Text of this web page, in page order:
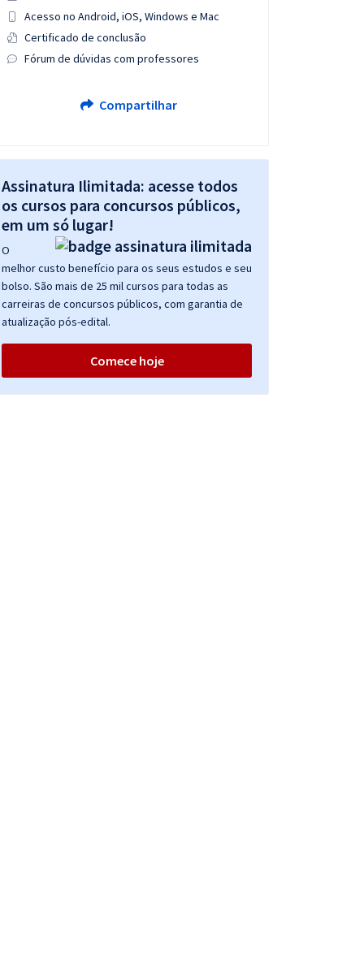
Acesso no Android, iOS, Windows e Mac
Certificado de conclusão
Fórum de dúvidas com professores
Compartilhar
Assinatura Ilimitada: acesse todos
os cursos para concursos públicos,
em um só lugar!
O
melhor custo benefício para os seus estudos e seu
bolso. São mais de 25 mil cursos para todas as
carreiras de concursos públicos, com garantia de
atualização pós-edital.
Comece hoje